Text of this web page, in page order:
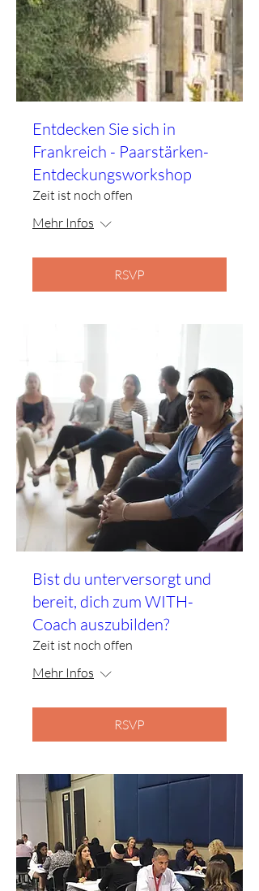
Entdecken Sie sich in
Frankreich - Paarstärken-
Entdeckungsworkshop
Zeit ist noch offen
Mehr Infos
RSVP
Bist du unterversorgt und
bereit, dich zum WITH-
Coach auszubilden?
Zeit ist noch offen
Mehr Infos
RSVP